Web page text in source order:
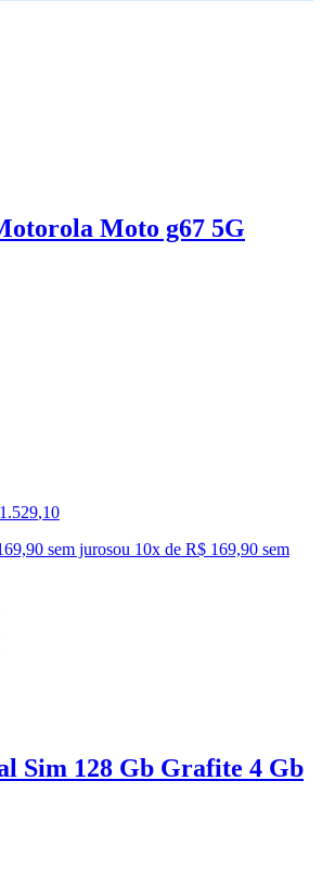
Moto g67 5G
1.529,10
sem jurosou 10x de R$ 169,90 sem
Sim 128 Gb Grafite 4 Gb